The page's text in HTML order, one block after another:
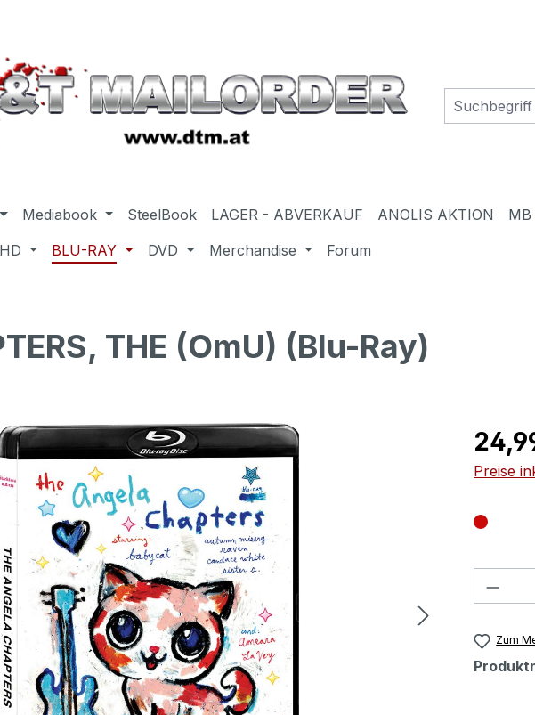
Mediabook SteelBook LAGER - ABVERKAUF ANOLIS AKTION
BLU-RAY DVD Merchandise Forum
THE (OmU) (Blu-Ray)
Preise
Zum